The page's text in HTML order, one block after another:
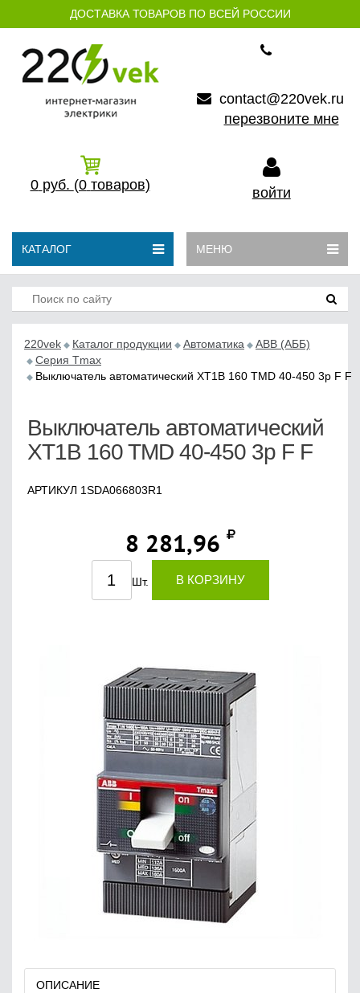
ДОСТАВКА ТОВАРОВ ПО ВСЕЙ РОССИИ
contact@220vek.ru
перезвоните мне
0 руб. (0 товаров) войти
КАТАЛОГ МЕНЮ
220vek Каталог продукции Автоматика
АВB (АББ)
Серия Tmax
Выключатель автоматический XT1B 160 TMD 40-450 3p F F
Выключатель автоматический
XT1B 160 TMD 40-450 3p F F
АРТИКУЛ 1SDA066803R1
8 281,96
Шт. В КОРЗИНУ
ОПИСАНИЕ